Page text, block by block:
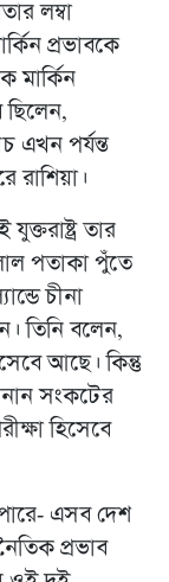
লম্বা
প্রভাবকে
মার্কিন
ছিলেন,
এখন পর্যন্ত
রাশিয়া।
তার
পতাকা পুঁতে
চীনা
তিনি বলেন,
আছে। কিন্তু
সংকটের
হিসেবে
এসব দেশ
প্রভাব